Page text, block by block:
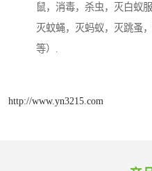
鼠，消毒，杀虫，灭白蚁
灭蚊蝇，灭蚂蚁，灭跳蚤
等）.
http://www.yn3215.com